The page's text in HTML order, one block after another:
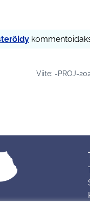
Viite: -PROJ-